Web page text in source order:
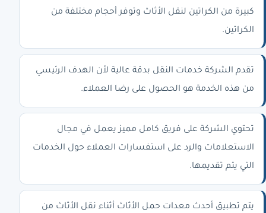
كبيرة من الكراتين لنقل الأثاث وتوفر أحجام مختلفة من
الكراتين.
تقدم الشركة خدمات النقل بدقة عالية لأن الهدف الرئيسي
من هذه الخدمة هو الحصول على رضا العملاء.
تحتوي الشركة على فريق كامل مميز يعمل في مجال
الاستعلامات والرد على استفسارات العملاء حول الخدمات
التي يتم تقديمها.
يتم تطبيق أحدث معدات حمل الأثاث أثناء نقل الأثاث من